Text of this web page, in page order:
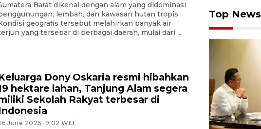
Barat dikenal dengan alam yang didominasi
lembah, dan kawasan hutan tropis.
geografis tersebut melahirkan banyak air
yang tersebar di berbagai daerah, mulai dari ...
Dony Oskaria resmi hibahkan
hektare lahan, Tanjung Alam segera
Sekolah Rakyat terbesar di
June 2026 19:02 WIB
Top News